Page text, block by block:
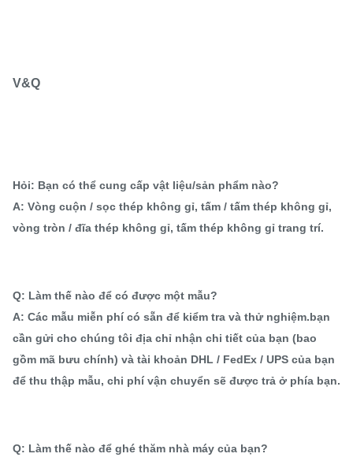
V&Q
Hỏi: Bạn có thể cung cấp vật liệu/sản phẩm nào?
A: Vòng cuộn / sọc thép không gỉ, tấm / tấm thép không gỉ,
vòng tròn / đĩa thép không gỉ, tấm thép không gỉ trang trí.
Q: Làm thế nào để có được một mẫu?
A: Các mẫu miễn phí có sẵn để kiểm tra và thử nghiệm.bạn
cần gửi cho chúng tôi địa chỉ nhận chi tiết của bạn (bao
gồm mã bưu chính) và tài khoản DHL / FedEx / UPS của bạn
để thu thập mẫu, chi phí vận chuyển sẽ được trả ở phía bạn.
Q: Làm thế nào để ghé thăm nhà máy của bạn?